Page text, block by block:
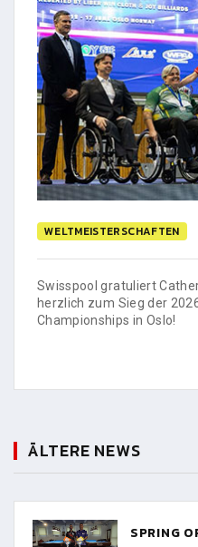
WELTMEISTERSCHAFTEN
Swisspool gratuliert
herzlich zum Sieg der
Championships in Oslo!
ÄLTERE NEWS
SPRING